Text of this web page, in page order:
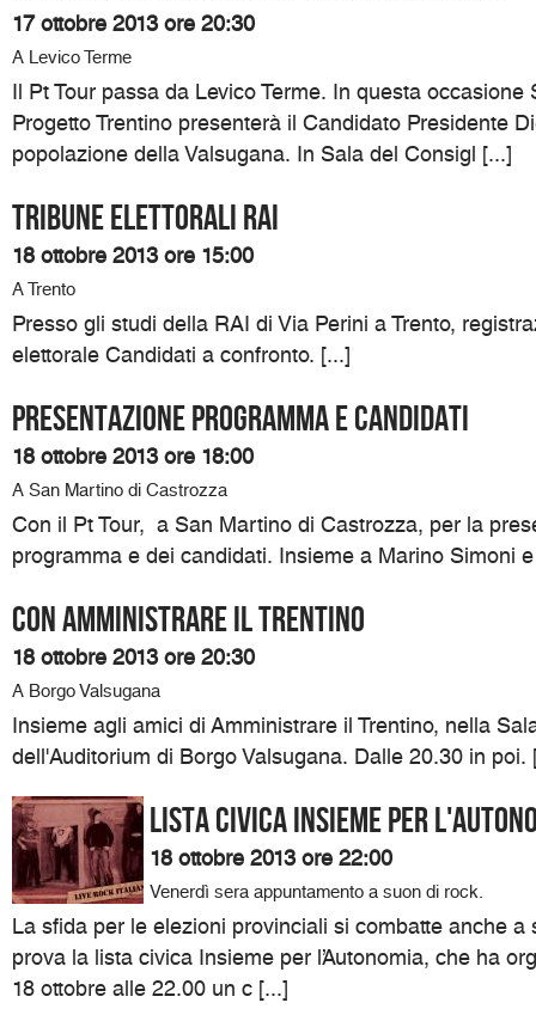
17 ottobre 2013 ore 20:30
A Levico Terme
Il Pt Tour passa da Levico Terme. In questa occasione
Progetto Trentino presenterà il Candidato Presidente
popolazione della Valsugana. In Sala del Consigl [...]
TRIBUNE ELETTORALI RAI
18 ottobre 2013 ore 15:00
A Trento
Presso gli studi della RAI di Via Perini a Trento,
elettorale Candidati a confronto. [...]
Presentazione programma e candidati
18 ottobre 2013 ore 18:00
A San Martino di Castrozza
Con il Pt Tour, a San Martino di Castrozza, per la
programma e dei candidati. Insieme a Marino Simoni
Con Amministrare il Trentino
18 ottobre 2013 ore 20:30
A Borgo Valsugana
Insieme agli amici di Amministrare il Trentino, nella
dell'Auditorium di Borgo Valsugana. Dalle 20.30 in poi.
Lista civica Insieme per
18 ottobre 2013 ore 22:00
Venerdì sera appuntamento a suon di rock.
La sfida per le elezioni provinciali si combatte anche a
prova la lista civica Insieme per l’Autonomia, che ha
18 ottobre alle 22.00 un c [...]